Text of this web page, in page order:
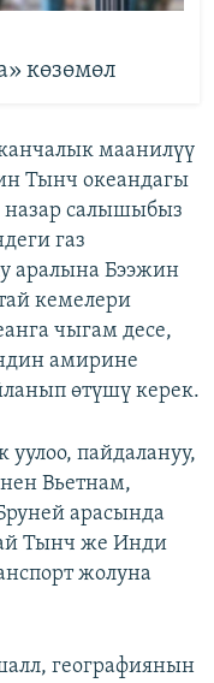
көзөмөл
маанилүү
Тынч океандагы
салышыбыз
газ
аралына Бээжин
кемелери
чыгам десе,
амирине
өтүшү керек.
пайдалануу,
Вьетнам,
арасында
Тынч же Инди
жолуна
географиянын